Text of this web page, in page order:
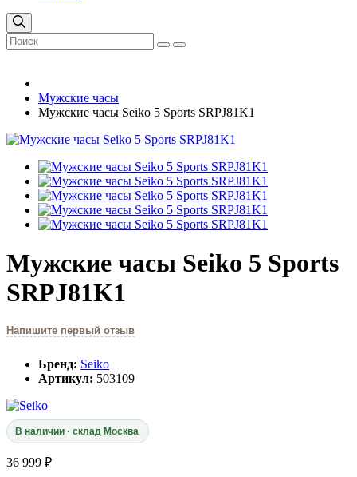
Мужские часы
Мужские часы Seiko 5 Sports SRPJ81K1
Мужские часы Seiko 5 Sports
SRPJ81K1
Напишите первый отзыв
Бренд: Seiko
Артикул: 503109
В наличии · склад Москва
36 999 ₽